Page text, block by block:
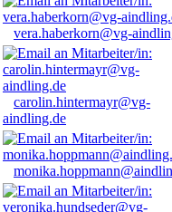
vera.haberkorn@vg-
carolin.hintermayr@vg-
aindling.de